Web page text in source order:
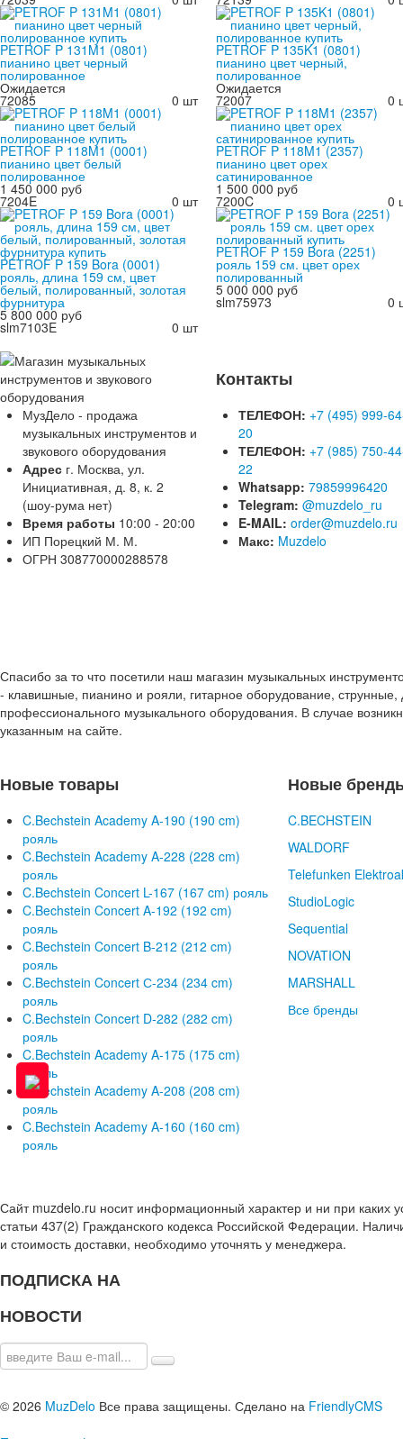
PETROF P 131M1 (0801)
пианино цвет черный
полированное
Ожидается
0 шт
72085
PETROF P 135K1 (0801)
пианино цвет черный,
полированное
Ожидается
0
72007
PETROF P 118M1 (0001)
пианино цвет белый
полированное
1 450 000 руб
0 шт
7204E
PETROF P 118M1 (2357)
пианино цвет орех
сатинированное
1 500 000 руб
0
7200C
PETROF P 159 Bora (0001)
рояль, длина 159 см, цвет
белый, полированный, золотая
фурнитура
5 800 000 руб
0 шт
slm7103E
PETROF P 159 Bora (2251)
рояль 159 см. цвет орех
полированный
5 000 000 руб
0
slm75973
МузДело - продажа
музыкальных инструментов и
звукового оборудования
Адрес г. Москва, ул.
Инициативная, д. 8, к. 2
(шоу-рума нет)
Время работы 10:00 - 20:00
ИП Порецкий М. М.
ОГРН 308770000288578
Контакты
ТЕЛЕФОН: +7 (495) 999-
20
ТЕЛЕФОН: +7 (985) 750-
22
Whatsapp: 79859996420
Telegram: @muzdelo_ru
E-MAIL: order@muzdelo.ru
Макс: Muzdelo
Спасибо за то что посетили наш магазин музыкальных
- клавишные, пианино и рояли, гитарное оборудование,
профессионального музыкального оборудования. В случае
указанным на сайте.
Новые товары
C.Bechstein Academy A-190 (190 cm)
рояль
C.Bechstein Academy A-228 (228 cm)
рояль
C.Bechstein Concert L-167 (167 cm) рояль
C.Bechstein Concert A-192 (192 cm)
рояль
C.Bechstein Concert B-212 (212 cm)
рояль
C.Bechstein Concert С-234 (234 cm)
рояль
C.Bechstein Concert D-282 (282 cm)
рояль
C.Bechstein Academy A-175 (175 cm)
рояль
C.Bechstein Academy A-208 (208 cm)
рояль
C.Bechstein Academy A-160 (160 cm)
рояль
Новые
C.BECHSTEIN
WALDORF
Telefunken
StudioLogic
Sequential
NOVATION
MARSHALL
Все бренды
Сайт muzdelo.ru носит информационный характер и ни при
статьи 437(2) Гражданского кодекса Российской Федерации.
и стоимость доставки, необходимо уточнять у менеджера.
ПОДПИСКА НА
НОВОСТИ
© 2026 MuzDelo Все права защищены. Сделано на FriendlyCMS